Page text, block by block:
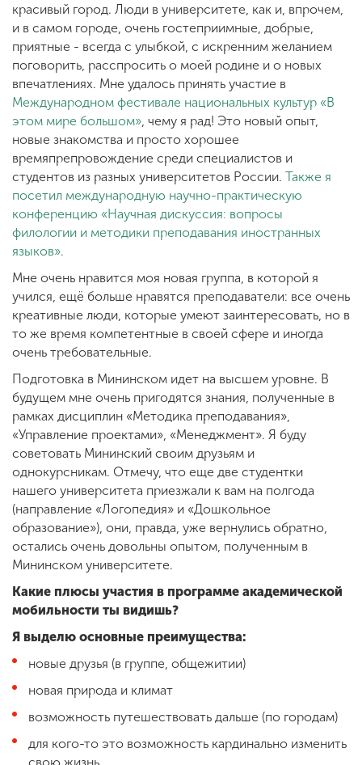
красивый город. Люди в университете, как и, впрочем,
и в самом городе, очень гостеприимные, добрые,
приятные - всегда с улыбкой, с искренним желанием
поговорить, расспросить о моей родине и о новых
впечатлениях. Мне удалось принять участие в
Международном фестивале национальных культур «В
этом мире большом» , чему я рад! Это новый опыт,
новые знакомства и просто хорошее
времяпрепровождение среди специалистов и
студентов из разных университетов России. Также я
посетил международную научно-практическую
конференцию «Научная дискуссия: вопросы
филологии и методики преподавания иностранных
языков».
Мне очень нравится моя новая группа, в которой я
учился, ещё больше нравятся преподаватели: все очень
креативные люди, которые умеют заинтересовать, но в
то же время компетентные в своей сфере и иногда
очень требовательные.
Подготовка в Мининском идет на высшем уровне. В
будущем мне очень пригодятся знания, полученные в
рамках дисциплин «Методика преподавания»,
«Управление проектами», «Менеджмент». Я буду
советовать Мининский своим друзьям и
однокурсникам. Отмечу, что еще две студентки
нашего университета приезжали к вам на полгода
(направление «Логопедия» и «Дошкольное
образование»), они, правда, уже вернулись обратно,
остались очень довольны опытом, полученным в
Мининском университете.
Какие плюсы участия в программе академической
мобильности ты видишь?
Я выделю основные преимущества:
новые друзья (в группе, общежитии)
новая природа и климат
возможность путешествовать дальше (по городам)
для кого-то это возможность кардинально изменить
свою жизнь